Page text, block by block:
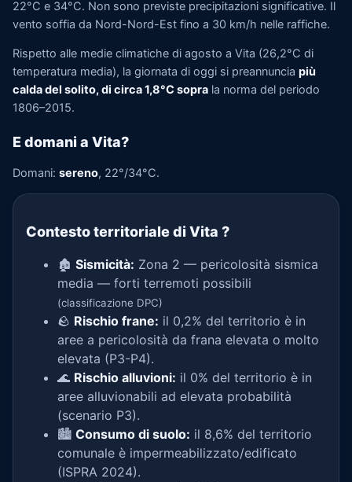
22°C e 34°C. Non sono previste precipitazioni significative. Il
vento soffia da Nord-Nord-Est fino a 30 km/h nelle raffiche.
Rispetto alle medie climatiche di agosto a Vita (26,2°C di
temperatura media), la giornata di oggi si preannuncia più
calda del solito, di circa 1,8°C sopra la norma del periodo
1806–2015.
E domani a Vita?
Domani: sereno, 22°/34°C.
Contesto territoriale di Vita ?
🏚️ Sismicità: Zona 2 — pericolosità sismica
media — forti terremoti possibili
(classificazione DPC)
🪨 Rischio frane: il 0,2% del territorio è in
aree a pericolosità da frana elevata o molto
elevata (P3-P4).
🌊 Rischio alluvioni: il 0% del territorio è in
aree alluvionabili ad elevata probabilità
(scenario P3).
🏙️ Consumo di suolo: il 8,6% del territorio
comunale è impermeabilizzato/edificato
(ISPRA 2024).